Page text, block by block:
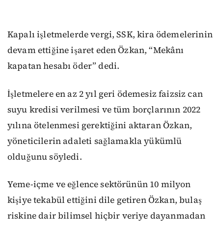
Kapalı işletmelerde vergi, SSK, kira ödemelerinin
devam ettiğine işaret eden Özkan, “Mekânı
kapatan hesabı öder” dedi.
İşletmelere en az 2 yıl geri ödemesiz faizsiz can
suyu kredisi verilmesi ve tüm borçlarının 2022
yılına ötelenmesi gerektiğini aktaran Özkan,
yöneticilerin adaleti sağlamakla yükümlü
olduğunu söyledi.
Yeme-içme ve eğlence sektörünün 10 milyon
kişiye tekabül ettiğini dile getiren Özkan, bulaş
riskine dair bilimsel hiçbir veriye dayanmadan